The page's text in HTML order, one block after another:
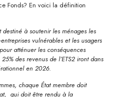
Fonds? En voici la définition
destiné à soutenir les ménages les
vulnérables et les usagers
atténuer les conséquences
des revenus de l’ETS2 iront dans
en 2026.
chaque État membre doit
qui doit être rendu à la